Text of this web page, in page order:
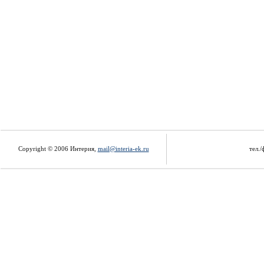
Copyright © 2006 Интерия, mail@interia-ek.ru